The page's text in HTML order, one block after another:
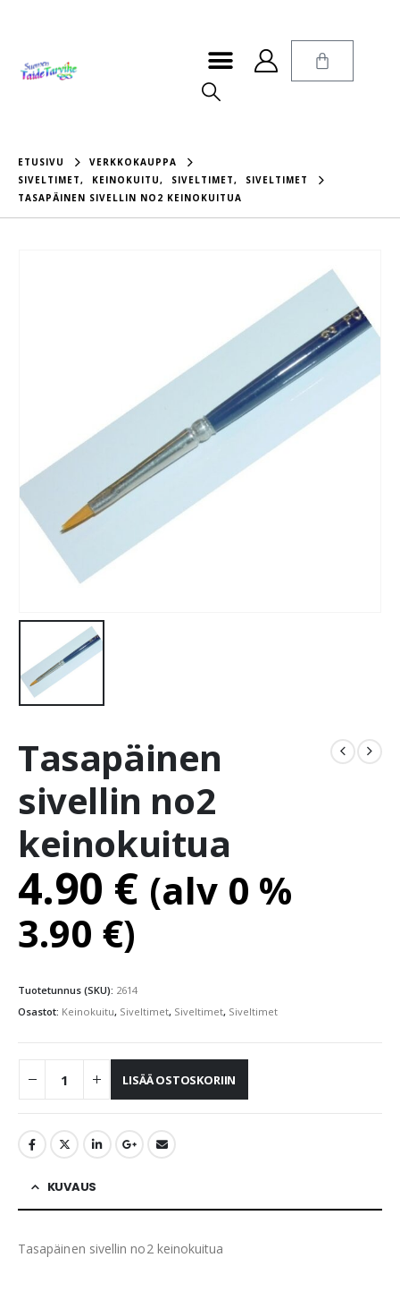
ETUSIVU
VERKKOKAUPPA
SIVELTIMET, KEINOKUITU, SIVELTIMET,
SIVELTIMET
TASAPÄINEN SIVELLIN NO2 KEINOKUITUA
Tasapäinen
sivellin no2
keinokuitua
4.90 € (alv 0 %
3.90 €)
Tuotetunnus (SKU): 2614
Osastot: Keinokuitu, Siveltimet, Siveltimet, Siveltimet
LISÄÄ OSTOSKORIIN
KUVAUS
Tasapäinen sivellin no2 keinokuitua